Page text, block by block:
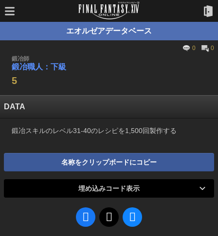
エオルゼアデータベース
0
0
鍛冶師
鍛冶職人：下級
5
DATA
鍛冶スキルのレベル31-40のレシピを1,500回製作する
名称をクリップボードにコピー
埋め込みコード表示